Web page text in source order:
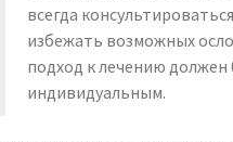
всегда
избежать возможных
подход к лечению
индивидуальным.